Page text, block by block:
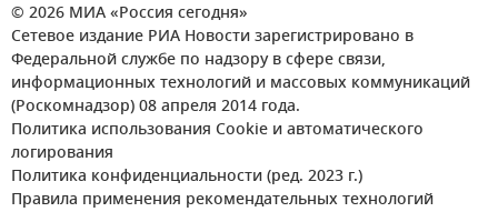
© 2026 МИА «Россия сегодня»
Сетевое издание РИА Новости зарегистрировано в
Федеральной службе по надзору в сфере связи,
информационных технологий и массовых коммуникаций
(Роскомнадзор) 08 апреля 2014 года.
Политика использования Cookie и автоматического
логирования
Политика конфиденциальности (ред. 2023 г.)
Правила применения рекомендательных технологий